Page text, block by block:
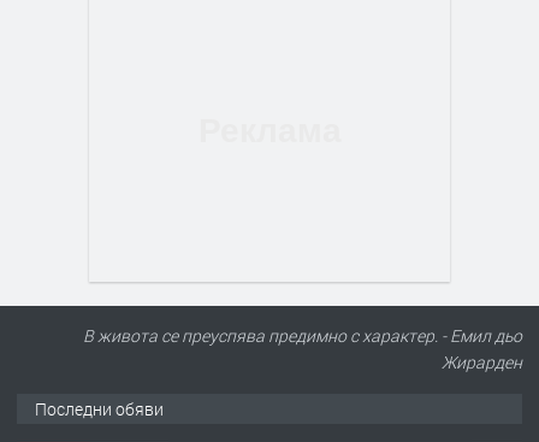
В живота се преуспява предимно с характер. - Емил дьо
Жирарден
Последни обяви